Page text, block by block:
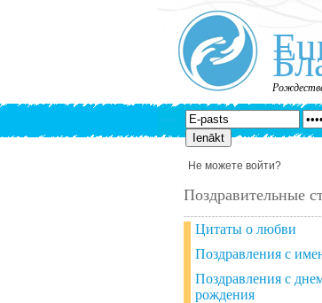
Не можете войти?
Поздравительные
Цитаты о любви
Поздравления с
Поздравления с
рождения